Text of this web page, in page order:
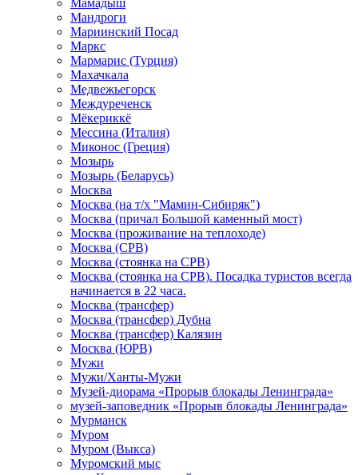
Мамадыш
Мандроги
Мариинский Посад
Маркс
Мармарис (Турция)
Махачкала
Медвежьегорск
Междуреченск
Мёкериккё
Мессина (Италия)
Миконос (Греция)
Мозырь
Мозырь (Беларусь)
Москва
Москва (на т/х "Мамин-Сибиряк")
Москва (причал Большой каменный мост)
Москва (проживание на теплоходе)
Москва (СРВ)
Москва (стоянка на СРВ)
Москва (стоянка на СРВ). Посадка туристов всегда
начинается в 22 часа.
Москва (трансфер)
Москва (трансфер) Дубна
Москва (трансфер) Калязин
Москва (ЮРВ)
Мужи
Мужи/Ханты-Мужи
Музей-диорама «Прорыв блокады Ленинграда»
музей-заповедник «Прорыв блокады Ленинграда»
Мурманск
Муром
Муром (Выкса)
Муромский мыс